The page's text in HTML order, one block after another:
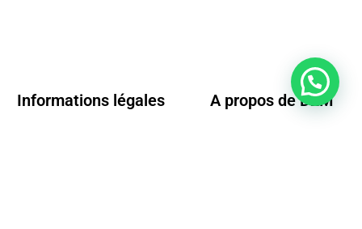
Informations légales A propos de D2M